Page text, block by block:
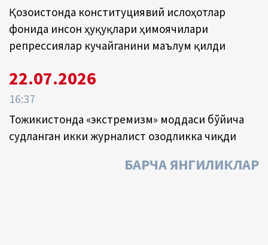
Қозоғистонда конституциявий ислоҳотлар
фонида инсон ҳуқуқлари ҳимоячилари
репрессиялар кучайганини маълум қилди
22.07.2026
16:37
Тожикистонда «экстремизм» моддаси бўйича
судланган икки журналист озодликка чиқди
БАРЧА ЯНГИЛИКЛАР